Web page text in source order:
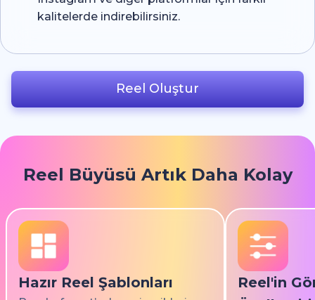
kalitelerde indirebilirsiniz.
Reel Oluştur
Reel Büyüsü Artık Daha Kolay
Hazır Reel Şablonları
Reel'in